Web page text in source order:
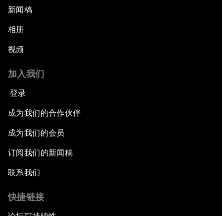
新闻稿
相册
视频
加入我们
登录
成为我们的合作伙伴
成为我们的会员
订阅我们的新闻稿
联系我们
快捷链接